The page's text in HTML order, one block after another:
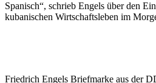
Spanisch“, schrieb Engels über den
kubanischen Wirtschaftsleben im
Friedrich Engels Briefmarke aus der